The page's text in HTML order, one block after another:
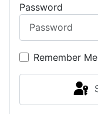
Password
Remember Me